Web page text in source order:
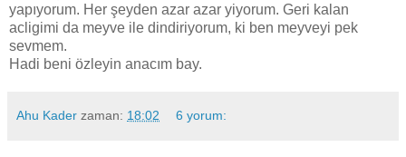
yapıyorum. Her şeyden azar azar yiyorum. Geri kalan
acligimi da meyve ile dindiriyorum, ki ben meyveyi pek
sevmem.
Hadi beni özleyin anacım bay.
Ahu Kader zaman: 18:02 6 yorum: